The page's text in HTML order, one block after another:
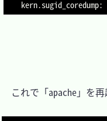
kern.sugid_coredump:
これで「apache」を